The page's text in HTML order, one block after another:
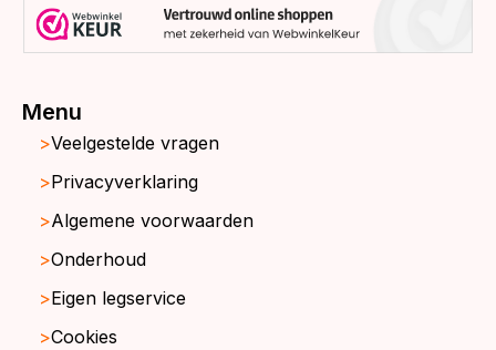
Menu
Veelgestelde vragen
Privacyverklaring
Algemene voorwaarden
Onderhoud
Eigen legservice
Cookies